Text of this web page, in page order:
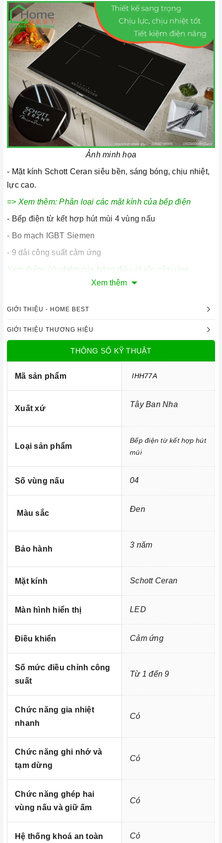
Ảnh minh họa
- Mặt kính Schott Ceran siêu bền, sáng bóng, chịu nhiệt,
lực cao.
=> Xem thêm:Phân loại các mặt kính của bếp điện
- Bếp điện từ kết hợp hút mùi 4 vùng nấu
- Bo mạch IGBT Siemen
- 9 dải công suất cảm ứng
Xem thêm:
Ưu điểm của bảng điều khiển cảm ứng
Cảm biến chống tràn
- Tính năng tạm dừng (Pause)
Ảnh minh họa
- Chức năng Child Lock (Khóa trẻ em - Khóa bảng điều
khiển)
- Chức năng tự động tắt khi không sử dụng
- Chức năng cảnh báo đang nấu nồi không
- Chức năng cảnh báo nồi không phù hợp
=> Xem thêm: Một số tiện ích thông minh của bếp điện
hiện nay
Kích thước
Homebest Care
Trung tâm bảo trì - sửa chữa thiết bị nhà bếp
cao cấp tại Miền Nam
Xem thêm
GIỚI THIỆU - HOME BEST
GIỚI THIỆU THƯƠNG HIỆU
THÔNG SỐ KỸ THUẬT
Mã sản phẩm IHH77A
Xuất xứ Tây Ban Nha
Loại sản phẩm
Bếp điện từ kết hợp hút
mùi
Số vùng nấu 04
Màu sắc Đen
Bảo hành 3 năm
Mặt kính Schott Ceran
Màn hình hiển thị LED
Điều khiển Cảm ứng
Số mức điều chỉnh công
suất
Từ 1 đến 9
Chức năng gia nhiệt
nhanh
Có
Chức năng ghi nhớ và
tạm dừng
Có
Chức năng ghép hai
vùng nấu và giữ ấm
Có
Hệ thống khoá an toàn Có